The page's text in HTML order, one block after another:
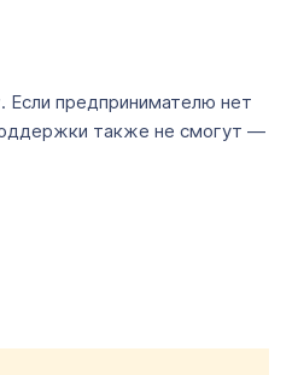
. Если предпринимателю нет
также не смогут —